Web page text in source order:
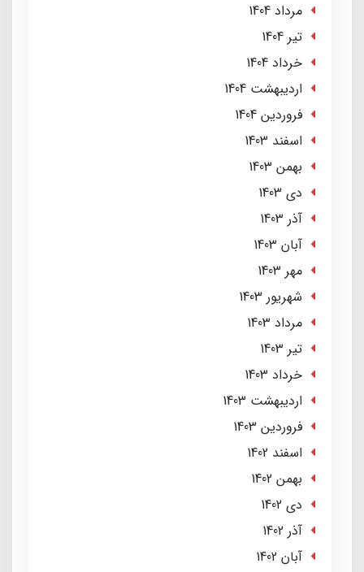
مرداد 1404
تير 1404
خرداد 1404
ارديبهشت 1404
فروردین 1404
اسفند 1403
بهمن 1403
دی 1403
آذر 1403
آبان 1403
مهر 1403
شهریور 1403
مرداد 1403
تير 1403
خرداد 1403
ارديبهشت 1403
فروردین 1403
اسفند 1402
بهمن 1402
دی 1402
آذر 1402
آبان 1402